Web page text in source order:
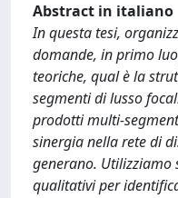
Abstract in italiano
In questa tesi,
domande, in primo
teoriche, qual è la
segmenti di lusso
prodotti multi-
sinergia nella rete di
generano.
qualitativi per